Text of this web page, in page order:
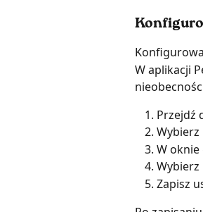
W aplikacji
Przejdź
W oknie
Zapisz